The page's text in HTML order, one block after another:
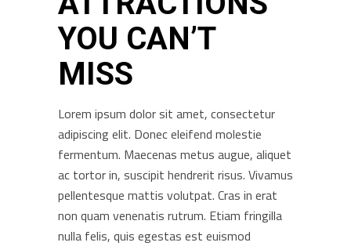
YOU CAN’T
MISS
Lorem ipsum dolor sit amet, consectetur
adipiscing elit. Donec eleifend molestie
fermentum. Maecenas metus augue, aliquet
ac tortor in, suscipit hendrerit risus. Vivamus
pellentesque mattis volutpat. Cras in erat
non quam venenatis rutrum. Etiam fringilla
nulla felis, quis egestas est euismod